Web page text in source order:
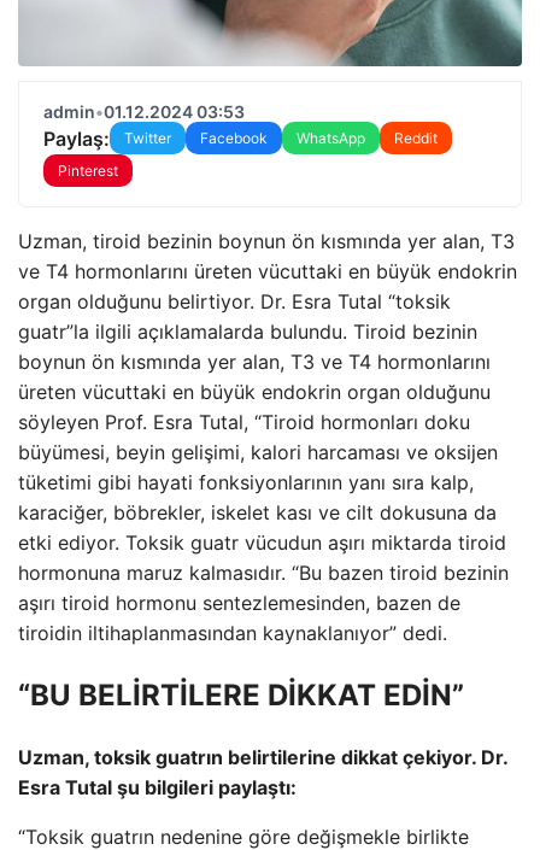
admin•01.12.2024 03:53
Paylaş: Twitter Facebook WhatsApp
Reddit
Pinterest
Uzman, tiroid bezinin boynun ön kısmında yer alan, T3
ve T4 hormonlarını üreten vücuttaki en büyük endokrin
organ olduğunu belirtiyor. Dr. Esra Tutal “toksik
guatr”la ilgili açıklamalarda bulundu. Tiroid bezinin
boynun ön kısmında yer alan, T3 ve T4 hormonlarını
üreten vücuttaki en büyük endokrin organ olduğunu
söyleyen Prof. Esra Tutal, “Tiroid hormonları doku
büyümesi, beyin gelişimi, kalori harcaması ve oksijen
tüketimi gibi hayati fonksiyonlarının yanı sıra kalp,
karaciğer, böbrekler, iskelet kası ve cilt dokusuna da
etki ediyor. Toksik guatr vücudun aşırı miktarda tiroid
hormonuna maruz kalmasıdır. “Bu bazen tiroid bezinin
aşırı tiroid hormonu sentezlemesinden, bazen de
tiroidin iltihaplanmasından kaynaklanıyor” dedi.
“BU BELİRTİLERE DİKKAT EDİN”
Uzman, toksik guatrın belirtilerine dikkat çekiyor. Dr.
Esra Tutal şu ​​bilgileri paylaştı:
“Toksik guatrın nedenine göre değişmekle birlikte